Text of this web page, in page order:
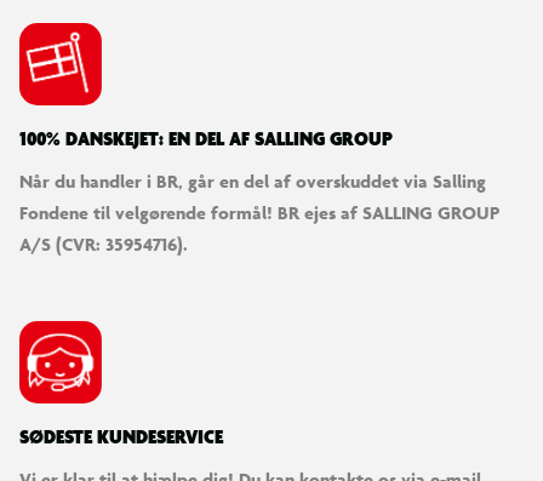
100% DANSKEJET: EN DEL AF SALLING GROUP
Når du handler i BR, går en del af overskuddet via Salling
Fondene til velgørende formål! BR ejes af SALLING GROUP
A/S (CVR: 35954716).
SØDESTE KUNDESERVICE